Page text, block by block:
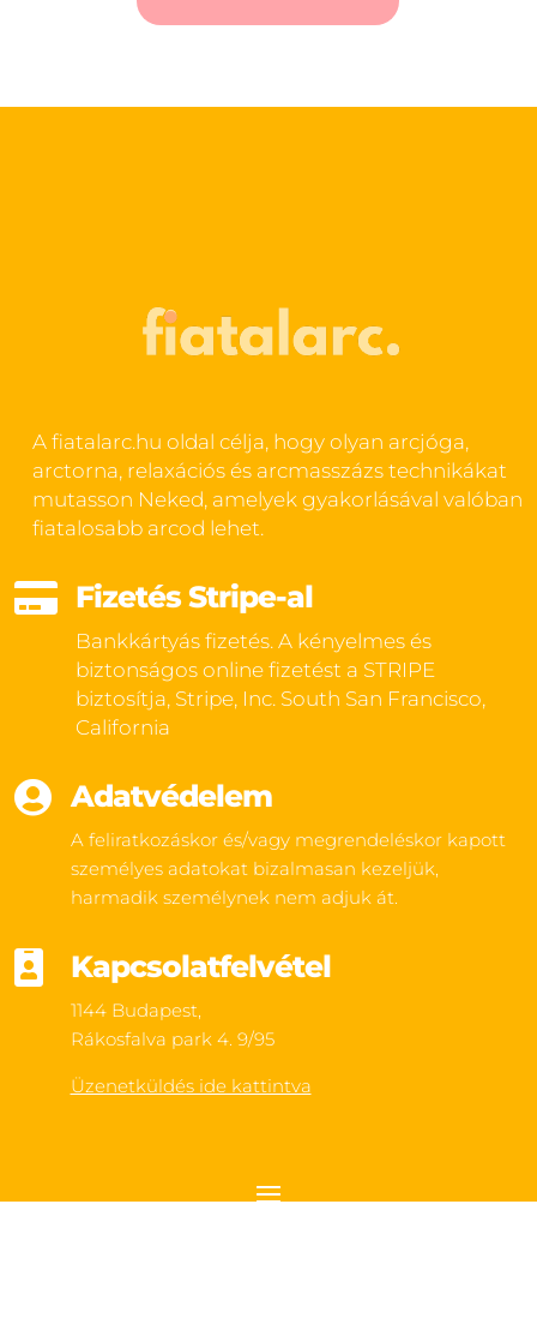
A fiatalarc.hu oldal célja, hogy olyan arcjóga,
arctorna, relaxációs és arcmasszázs technikákat
mutasson Neked, amelyek gyakorlásával valóban
fiatalosabb arcod lehet.
 Fizetés Stripe-al
Bankkártyás fizetés. A kényelmes és
biztonságos online fizetést a STRIPE
biztosítja, Stripe, Inc. South San Francisco,
California
 Adatvédelem
A feliratkozáskor és/vagy megrendeléskor kapott
személyes adatokat bizalmasan kezeljük,
harmadik személynek nem adjuk át.
 Kapcsolatfelvétel
1144 Budapest,
Rákosfalva park 4. 9/95
Üzenetküldés ide kattintva